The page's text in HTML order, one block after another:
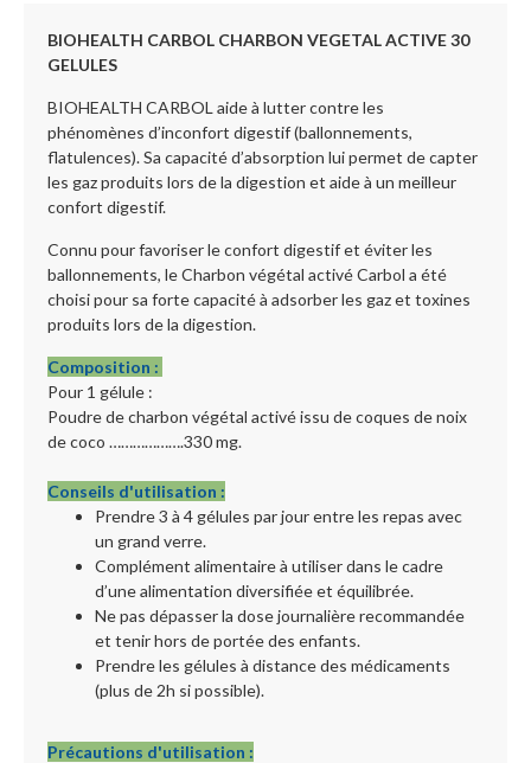
BIOHEALTH CARBOL CHARBON VEGETAL ACTIVE 30
GELULES
BIOHEALTH CARBOL aide à lutter contre les
phénomènes d’inconfort digestif (ballonnements,
flatulences). Sa capacité d’absorption lui permet de capter
les gaz produits lors de la digestion et aide à un meilleur
confort digestif.
Connu pour favoriser le confort digestif et éviter les
ballonnements, le Charbon végétal activé Carbol a été
choisi pour sa forte capacité à adsorber les gaz et toxines
produits lors de la digestion.
Composition :
Pour 1 gélule :
Poudre de charbon végétal activé issu de coques de noix
de coco ……………….330 mg.
Conseils d'utilisation :
Prendre 3 à 4 gélules par jour entre les repas avec
un grand verre.
Complément alimentaire à utiliser dans le cadre
d’une alimentation diversifiée et équilibrée.
Ne pas dépasser la dose journalière recommandée
et tenir hors de portée des enfants.
Prendre les gélules à distance des médicaments
(plus de 2h si possible).
Précautions d'utilisation :